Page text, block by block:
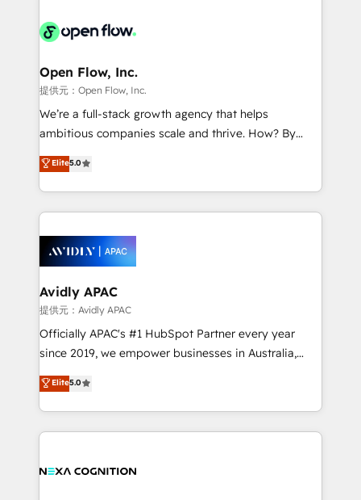
things are happening.
integrated buyers journey. Elixir is located in
and Stockholm Elixir is a first mover and leader
when it comes to HubSpot sales and service
implementations, highly renowned for our business
acumen, process (re-)design experience and a
integrate HubSpot with complex solutions like SAP,
MicroSoft, custom solutions,... Our company also has
execution, CPQ, customer portals and HubSpot CMS
Open Flow, Inc.
提供元：Open Flow, Inc.
We’re a full-stack growth agency that helps
ambitious companies scale and thrive. How? By
upgrading and streamlining every single revenue-
generating aspect of your business. We’re proud
HubSpot Elite Solutions Partners and devout CRM
nerds who can harness HubSpot’s custom digital
experience. Working hand-in-hand with your team,
we’ll assemble a RevOps machine that drives more
traffic, generates better leads and crushes your
revenue goals. We've worked with thousands of
HubSpot customers and we'd love to work with you
too! Clients come to us for: Advanced CRM solutions
HubSpot Data System Migrations between systems
to HubSpot New lead generation strategies Time-
Elite5.0
Avidly APAC
提供元：Avidly APAC
Officially APAC's #1 HubSpot Partner every year
since 2019, we empower businesses in Australia,
New Zealand, and globally to realise their full
potential through enterprise HubSpot CRM
implementation. And we deliver best practice across
the whole HubSpot platform, covering marketing,
all businesses, from start-up to Enterprise, and have
Elite5.0